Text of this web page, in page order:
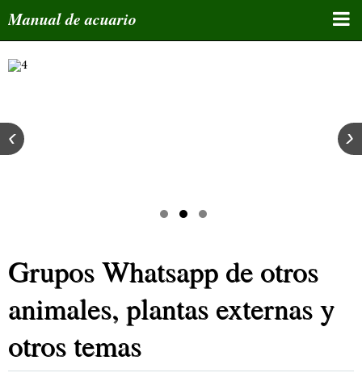
Manual de acuario
Inicio
Manuales educativos
Grupos Whatsapp
Inscribe tu email/Newsletter
Whatsapp de administrador y asesor
‹ ›
Grupos Whatsapp de otros
animales, plantas externas y
otros temas